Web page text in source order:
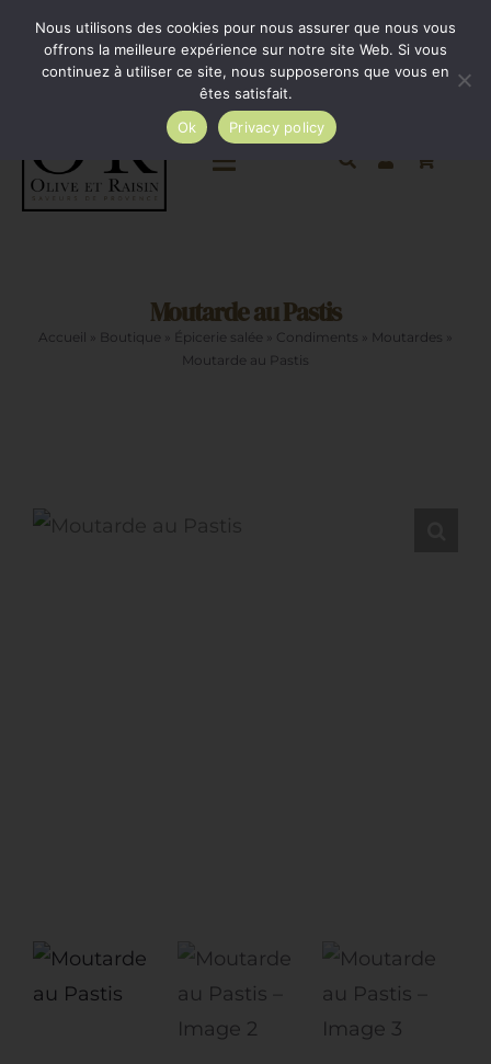
PasserMinimum de commande 35€. Livraison France entière
par Colissimo au tarif en vigueur à partir de 35€.
Livraison gratuite par Colissimo à partir de 80€
Toggle
Epicerie sucrée
La cave
Moutarde au Pastis
Accueil Boutique Épicerie salée Condiments Moutardes
Moutarde au Pastis
Nous utilisons des cookies pour nous assurer que nous vous
offrons la meilleure expérience sur notre site Web. Si vous
continuez à utiliser ce site, nous supposerons que vous en
êtes satisfait.
Ok
Privacy policy